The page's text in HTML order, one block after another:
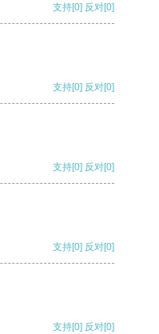
支持[0] 反对[0]
支持[0] 反对[0]
支持[0] 反对[0]
支持[0] 反对[0]
支持[0] 反对[0]